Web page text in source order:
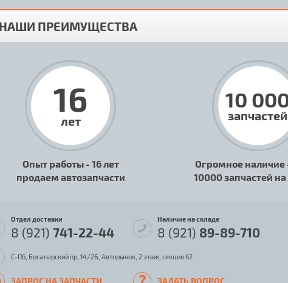
НАШИ ПРЕИМУЩЕСТВА
16
лет
Опыт работы - 16 лет
продаем автозапчасти
10
запчастей
Огромное наличие
10000 запчастей
Отдел доставки
8 (921) 741-22-44
Наличие на складе
8 (921) 89-89-710
С-Пб, Богатырский пр, 14/2Б, Авторынок, 2 этаж, секция 62
ЗАПРОС НА ЗАПЧАСТИ ЗАДАТЬ ВОПРОС